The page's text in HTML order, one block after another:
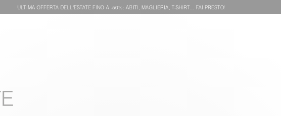
ULTIMA OFFERTA DELL'ESTATE FINO A -50%: ABITI, MAGLIERIA, T-SHIRT… FAI PRESTO!